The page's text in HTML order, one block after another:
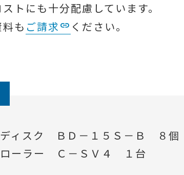
トにも十分配慮しています。
も ご請求 ください。
ィスク ＢＤ－１５Ｓ－Ｂ ８個
ローラー Ｃ－ＳＶ４ １台